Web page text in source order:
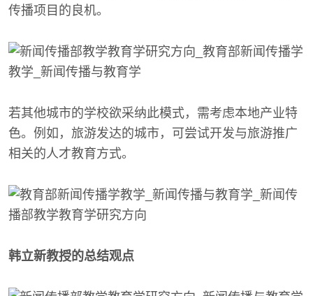
传播项目的良机。
若其他城市的学校欲采纳此模式，需考虑本地产业特
色。例如，旅游发达的城市，可尝试开发与旅游推广
相关的人才教育方式。
韩立新教授的总结观点